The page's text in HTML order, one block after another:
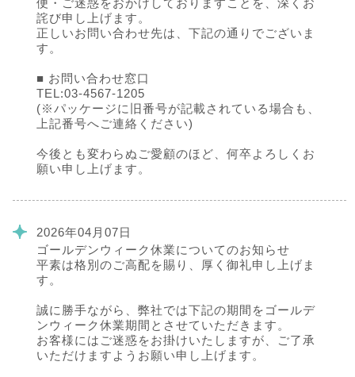
詫び申し上げます。
正しいお問い合わせ先は、下記の通りでございま
す。
■ お問い合わせ窓口
TEL:03-4567-1205
(※パッケージに旧番号が記載されている場合も、
上記番号へご連絡ください)
今後とも変わらぬご愛顧のほど、何卒よろしくお
願い申し上げます。
2026年04月07日
ゴールデンウィーク休業についてのお知らせ
平素は格別のご高配を賜り、厚く御礼申し上げま
す。
誠に勝手ながら、弊社では下記の期間をゴールデ
ンウィーク休業期間とさせていただきます。
お客様にはご迷惑をお掛けいたしますが、ご了承
いただけますようお願い申し上げます。